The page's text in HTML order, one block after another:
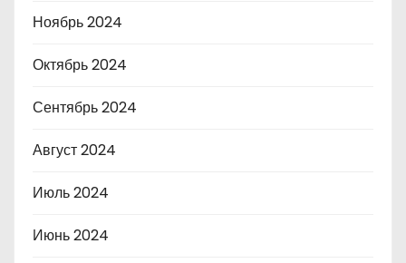
Ноябрь 2024
Октябрь 2024
Сентябрь 2024
Август 2024
Июль 2024
Июнь 2024